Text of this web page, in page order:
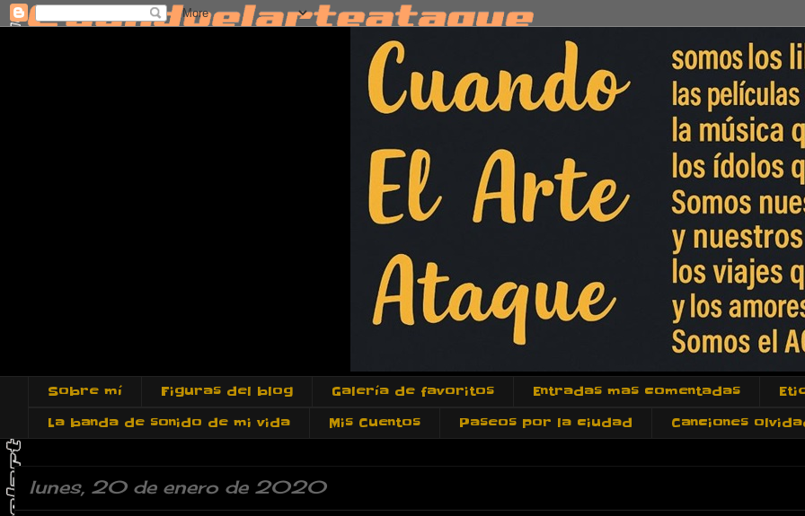
Sobre mí Figuras del blog Galería de favoritos Entradas mas comentadas
La banda de sonido de mi vida
Mis Cuentos Paseos por la ciudad Canciones
lunes, 20 de enero de 2020